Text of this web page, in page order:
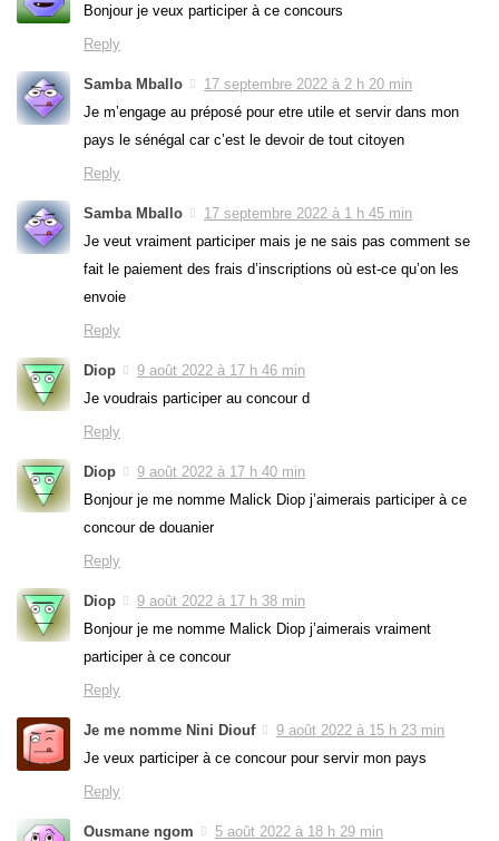
Bonjour je veux participer à ce concours
Reply
Samba Mballo
17 septembre 2022 à 2 h 20 min
Je m’engage au préposé pour etre utile et servir dans mon
pays le sénégal car c’est le devoir de tout citoyen
Reply
Samba Mballo
17 septembre 2022 à 1 h 45 min
Je veut vraiment participer mais je ne sais pas comment se
fait le paiement des frais d’inscriptions où est-ce qu’on les
envoie
Reply
Diop
9 août 2022 à 17 h 46 min
Je voudrais participer au concour d
Reply
Diop
9 août 2022 à 17 h 40 min
Bonjour je me nomme Malick Diop j’aimerais participer à ce
concour de douanier
Reply
Diop
9 août 2022 à 17 h 38 min
Bonjour je me nomme Malick Diop j’aimerais vraiment
participer à ce concour
Reply
Je me nomme Nini Diouf
9 août 2022 à 15 h 23 min
Je veux participer à ce concour pour servir mon pays
Reply
Ousmane ngom
5 août 2022 à 18 h 29 min